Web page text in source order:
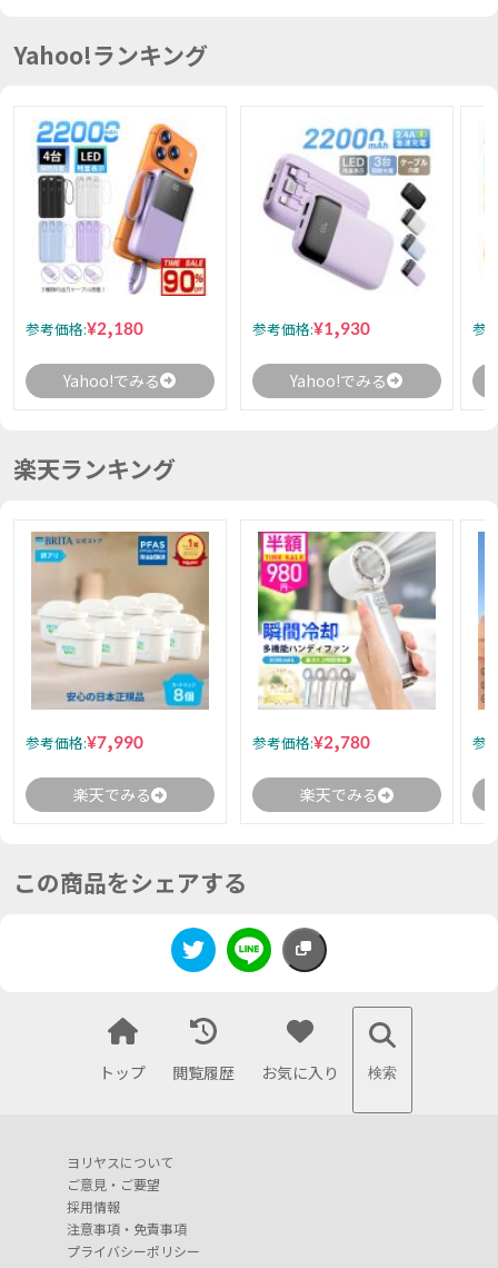
Yahoo!ランキング
参考価格:¥2,180
Yahoo!でみる
参考価格:¥1,930
Yahoo!でみる
参
楽天ランキング
参考価格:¥7,990
楽天でみる
参考価格:¥2,780
楽天でみる
参
この商品をシェアする
トップ 閲覧履歴 お気に入り 検索
ヨリヤスについて
ご意見・ご要望
採用情報
注意事項・免責事項
プライバシーポリシー